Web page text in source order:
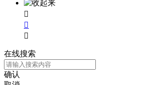



在线搜索
确认